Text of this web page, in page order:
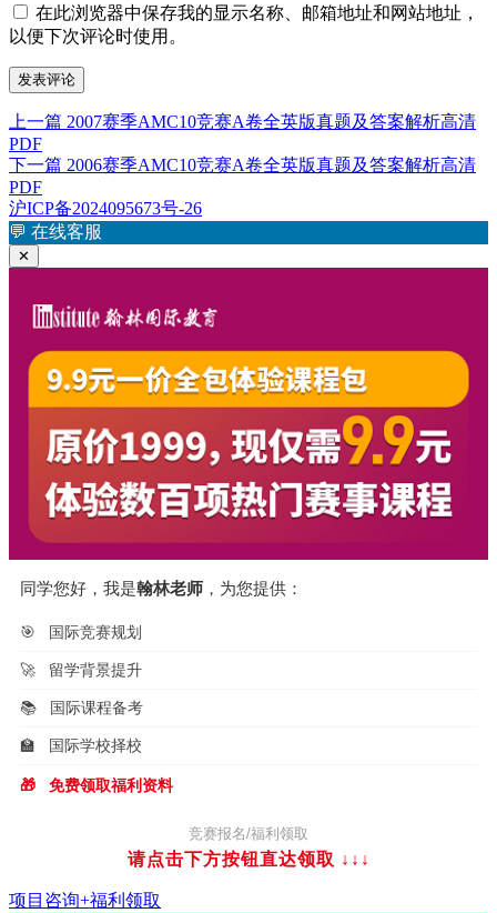
在此浏览器中保存我的显示名称、邮箱地址和网站地址，
以便下次评论时使用。
文
章
导
航
上一篇 上
文
2007赛季AMC10竞赛A卷全英版真题及答案解析高清
PDF
下一篇 下
文
章：
2006赛季AMC10竞赛A卷全英版真题及答案解析高清
PDF
沪ICP备2024095673号-26
💬 在线客服
✕
同学您好，我是翰林老师 ，为您提供：
🎯 国际竞赛规划
🚀 留学背景提升
📚 国际课程备考
🏫 国际学校择校
🎁 免费领取福利资料
竞赛报名/福利领取
请点击下方按钮直达领取 ↓↓↓
项目咨询+福利领取